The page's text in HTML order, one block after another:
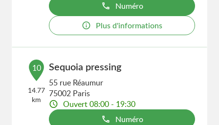
Numéro
Plus d'informations
10
14.77
km
Sequoia pressing
55 rue Réaumur
75002 Paris
Ouvert 08:00 - 19:30
Numéro